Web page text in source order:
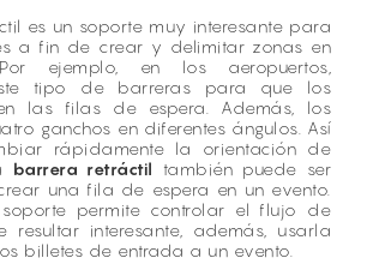
es un soporte muy interesante para
a fin de crear y delimitar zonas en
ejemplo, en los aeropuertos,
tipo de barreras para que los
las filas de espera. Además, los
ganchos en diferentes ángulos. Así
rápidamente la orientación de
barrera retráctil también puede ser
una fila de espera en un evento.
soporte permite controlar el flujo de
resultar interesante, además, usarla
billetes de entrada a un evento.